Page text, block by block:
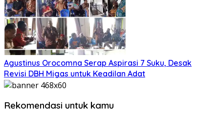
Agustinus Orocomna Serap Aspirasi 7 Suku, Desak
Revisi DBH Migas untuk Keadilan Adat
Rekomendasi untuk kamu